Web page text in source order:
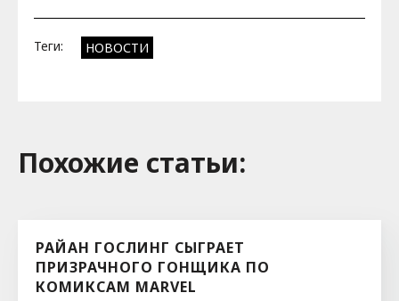
Теги: НОВОСТИ
Похожие cтатьи:
РАЙАН ГОСЛИНГ СЫГРАЕТ
ПРИЗРАЧНОГО ГОНЩИКА ПО
КОМИКСАМ MARVEL